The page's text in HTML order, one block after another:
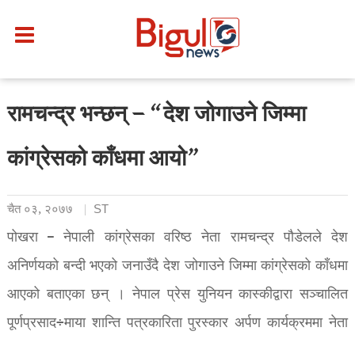
रामचन्द्र भन्छन् – “देश जोगाउने जिम्मा
कांग्रेसको काँधमा आयो”
चैत ०३, २०७७ ST
पोखरा – नेपाली कांग्रेसका वरिष्ठ नेता रामचन्द्र पौडेलले देश
अनिर्णयको बन्दी भएको जनाउँदै देश जोगाउने जिम्मा कांग्रेसको काँधमा
आएको बताएका छन् । नेपाल प्रेस युनियन कास्कीद्वारा सञ्चालित
पूर्णप्रसाद÷माया शान्ति पत्रकारिता पुरस्कार अर्पण कार्यक्रममा नेता